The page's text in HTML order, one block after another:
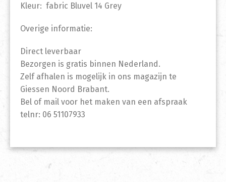
Kleur: fabric Bluvel 14 Grey
Overige informatie:
Direct leverbaar
Bezorgen is gratis binnen Nederland.
Zelf afhalen is mogelijk in ons magazijn te
Giessen Noord Brabant.
Bel of mail voor het maken van een afspraak
telnr: 06 51107933